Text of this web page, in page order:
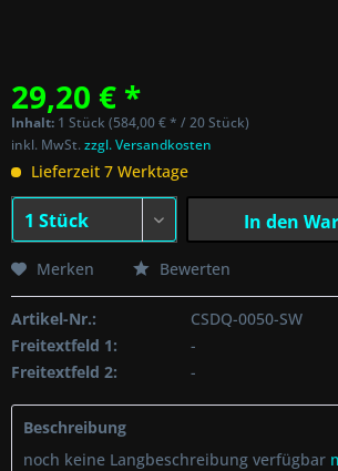
29,20 € *
Inhalt: 1 Stück (584,00 € * / 20 Stück)
inkl. MwSt.zzgl. Versandkosten
Lieferzeit 7 Werktage
In den
Merken Bewerten
Artikel-Nr.:
CSDQ-0050-SW
Freitextfeld 1:
-
Freitextfeld 2:
-
Beschreibung
noch keine Langbeschreibung verfügbar